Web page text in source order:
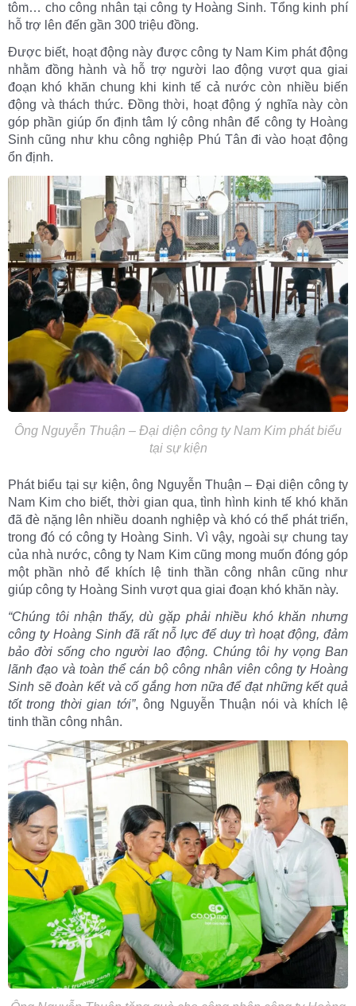
tôm… cho công nhân tại công ty Hoàng Sinh. Tổng kinh phí
hỗ trợ lên đến gần 300 triệu đồng.
Được biết, hoạt động này được công ty Nam Kim phát động
nhằm đồng hành và hỗ trợ người lao động vượt qua giai
đoạn khó khăn chung khi kinh tế cả nước còn nhiều biến
động và thách thức. Đồng thời, hoạt động ý nghĩa này còn
góp phần giúp ổn định tâm lý công nhân để công ty Hoàng
Sinh cũng như khu công nghiệp Phú Tân đi vào hoạt động
ổn định.
Ông Nguyễn Thuận – Đại diện công ty Nam Kim phát biểu
tại sự kiện
Phát biểu tại sự kiện, ông Nguyễn Thuận – Đại diện công ty
Nam Kim cho biết, thời gian qua, tình hình kinh tế khó khăn
đã đè nặng lên nhiều doanh nghiệp và khó có thể phát triển,
trong đó có công ty Hoàng Sinh. Vì vậy, ngoài sự chung tay
của nhà nước, công ty Nam Kim cũng mong muốn đóng góp
một phần nhỏ để khích lệ tinh thần công nhân cũng như
giúp công ty Hoàng Sinh vượt qua giai đoạn khó khăn này.
“Chúng tôi nhận thấy, dù gặp phải nhiều khó khăn nhưng
công ty Hoàng Sinh đã rất nỗ lực để duy trì hoạt động, đảm
bảo đời sống cho người lao động. Chúng tôi hy vọng Ban
lãnh đạo và toàn thể cán bộ công nhân viên công ty Hoàng
Sinh sẽ đoàn kết và cố gắng hơn nữa để đạt những kết quả
tốt trong thời gian tới”, ông Nguyễn Thuận nói và khích lệ
tinh thần công nhân.